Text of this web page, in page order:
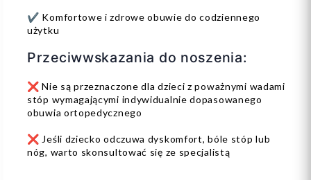
✔️ Komfortowe i zdrowe obuwie do codziennego
użytku
Przeciwwskazania do noszenia:
❌ Nie są przeznaczone dla dzieci z poważnymi wadami
stóp wymagającymi indywidualnie dopasowanego
obuwia ortopedycznego
❌ Jeśli dziecko odczuwa dyskomfort, bóle stóp lub
nóg, warto skonsultować się ze specjalistą